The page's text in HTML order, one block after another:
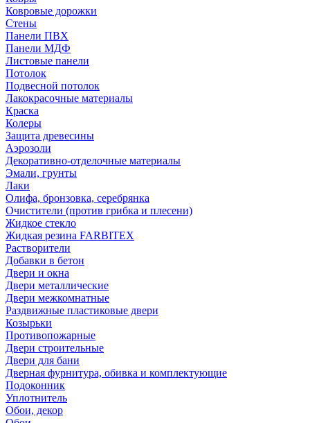
Ковровые дорожки
Стены
Панели ПВХ
Панели МДФ
Листовые панели
Потолок
Подвесной потолок
Лакокрасочные материалы
Краска
Колеры
Защита древесины
Аэрозоли
Декоративно-отделочные материалы
Эмали, грунты
Лаки
Олифа, бронзовка, серебрянка
Очистители (против грибка и плесени)
Жидкое стекло
Жидкая резина FARBITEX
Растворители
Добавки в бетон
Двери и окна
Двери металлические
Двери межкомнатные
Раздвижные пластиковые двери
Козырьки
Противопожарные
Двери строительные
Двери для бани
Дверная фурнитура, обивка и комплектующие
Подоконник
Уплотнитель
Обои, декор